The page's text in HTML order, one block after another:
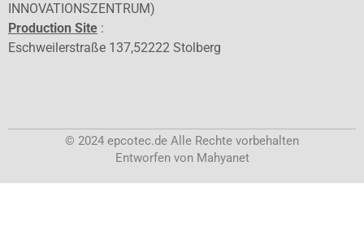
INNOVATIONSZENTRUM)
Production Site :
Eschweilerstraße 137,52222 Stolberg
© 2024 epcotec.de Alle Rechte vorbehalten
Entworfen von Mahyanet